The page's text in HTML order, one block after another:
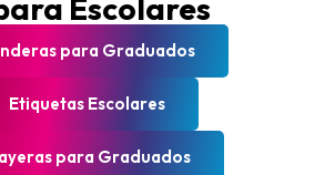
Escolares
para Graduados
Etiquetas Escolares
para Graduados